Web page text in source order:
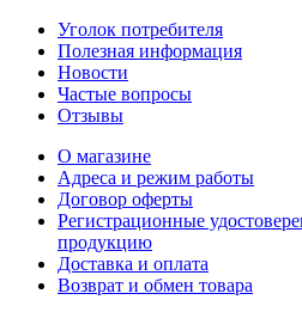
Уголок потребителя
Полезная информация
Новости
Частые вопросы
Отзывы
О магазине
Адреса и режим работы
Договор оферты
Регистрационные
продукцию
Доставка и оплата
Возврат и обмен товара